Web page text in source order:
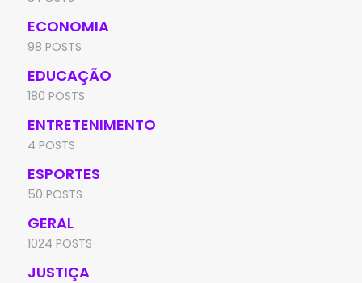
ECONOMIA
98 POSTS
EDUCAÇÃO
180 POSTS
ENTRETENIMENTO
4 POSTS
ESPORTES
50 POSTS
GERAL
1024 POSTS
JUSTIÇA